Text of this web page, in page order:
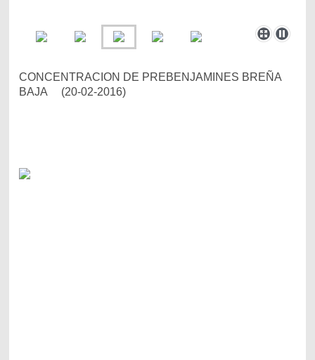
CONCENTRACION DE PREBENJAMINES BREÑA
BAJA (20-02-2016)